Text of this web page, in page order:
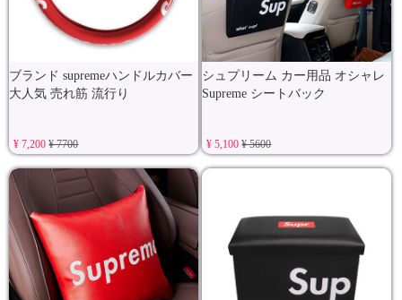
ブランド supremeハンドルカバー
大人気 売れ筋 流行り
¥ 7,200¥ 7700
シュプリーム カー用品 オシャレ
Supreme シートバック
¥ 5,100¥ 5600